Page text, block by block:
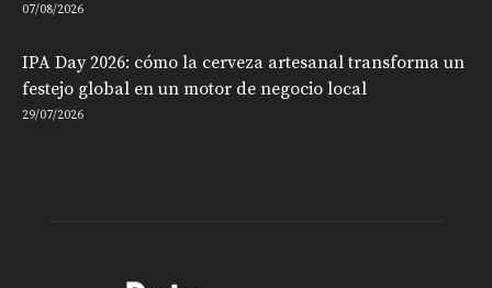
07/08/2026
IPA Day 2026: cómo la cerveza artesanal transforma un
festejo global en un motor de negocio local
29/07/2026